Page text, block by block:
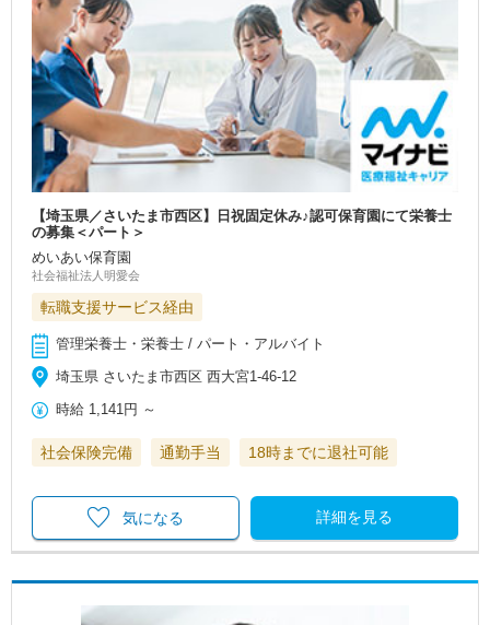
【埼玉県／さいたま市西区】日祝固定休み♪認可保育園にて栄養士
の募集＜パート＞
めいあい保育園
社会福祉法人明愛会
転職支援サービス経由
管理栄養士・栄養士 / パート・アルバイト
埼玉県 さいたま市西区 西大宮1‐46‐12
時給 1,141円 ～
社会保険完備 通勤手当 18時までに退社可能
詳細を見る
気になる